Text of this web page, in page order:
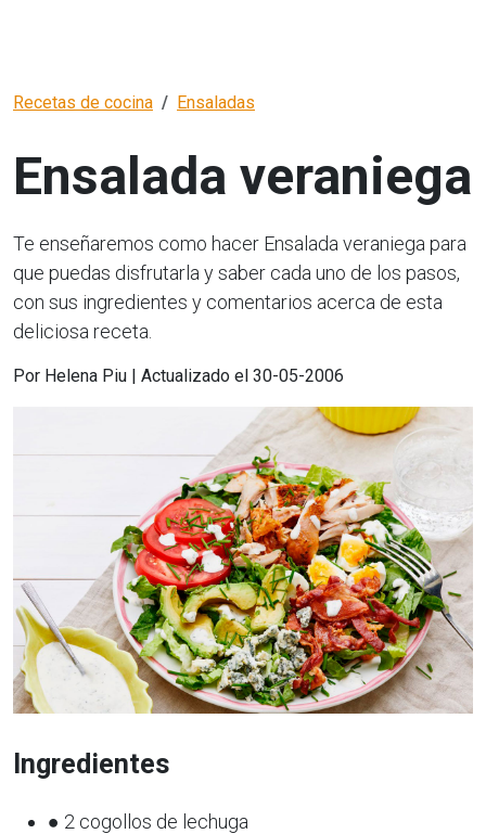
Recetas de cocina Ensaladas
Ensalada veraniega
Te enseñaremos como hacer Ensalada veraniega para
que puedas disfrutarla y saber cada uno de los pasos,
con sus ingredientes y comentarios acerca de esta
deliciosa receta.
Por Helena Piu | Actualizado el 30-05-2006
Ingredientes
● 2 cogollos de lechuga